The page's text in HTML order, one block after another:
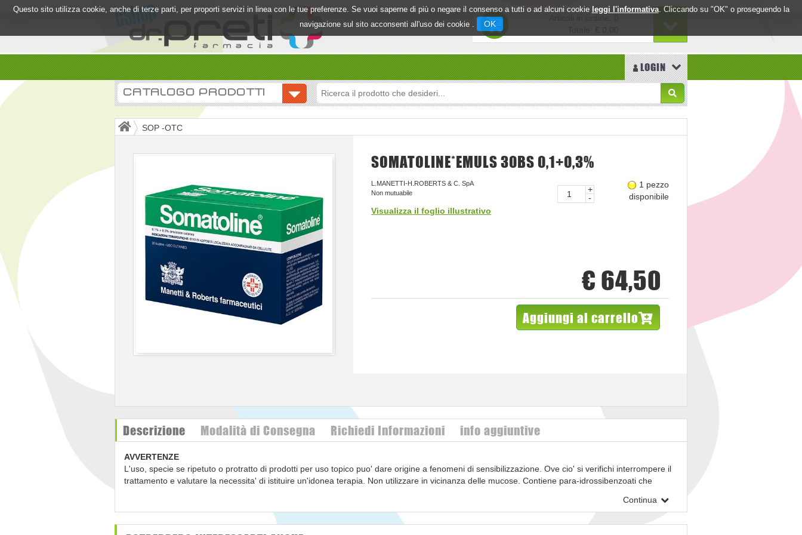
Questo sito utilizza cookie, anche di terze parti, per proporti servizi in linea con le tue preferenze. Se vuoi saperne di più o negare il consenso a tutti o ad alcuni cookie leggi l'informativa. Cliccando su "OK" o proseguendo la
navigazione sul sito acconsenti all'uso dei cookie .
OK
LOGIN
CATALOGO PRODOTTI
SOP -OTC
SOMATOLINE*EMULS 30BS 0,1+0,3%
L.MANETTI-H.ROBERTS & C. SpA
Non mutuabile
Visualizza il foglio illustrativo
1 pezzo
disponibile
+
-
€ 64,50
Aggiungi al carrello
Descrizione Modalità di Consegna Richiedi Informazioni info aggiuntive
AVVERTENZE
L'uso, specie se ripetuto o protratto di prodotti per uso topico puo' dare origine a fenomeni di sensibilizzazione. Ove cio' si verifichi interrompere il
trattamento e valutare la necessita' di istituire un'idonea terapia. Non utilizzare in vicinanza delle mucose. Contiene para-idrossibenzoati che
Continua